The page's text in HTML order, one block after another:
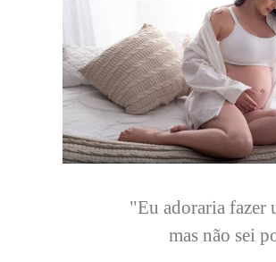
"Eu adoraria fazer
mas não sei